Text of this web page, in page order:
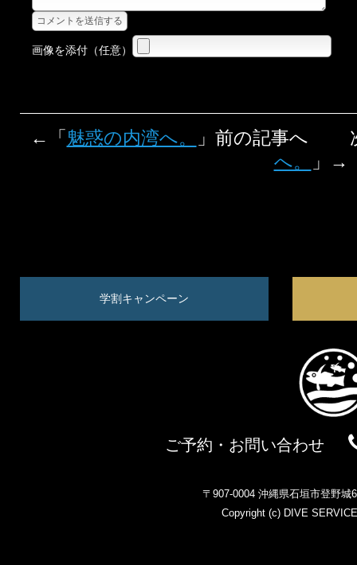
画像を添付（任意）
←「 魅惑の内湾へ。
」前の記事へ
へ。
」→
学割キャンペーン
ご予約・お問い合わせ
〒907-0004 沖縄県石垣市登野城
Copyright (c) DIVE